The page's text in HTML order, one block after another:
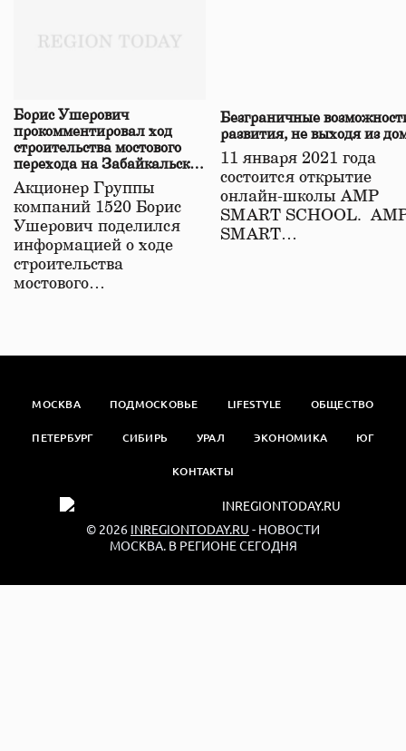
Борис Ушерович
прокомментировал ход
строительства мостового
перехода на Забайкальской
железной дороге
Акционер Группы
компаний 1520 Борис
Ушерович поделился
информацией о ходе
строительства
мостового…
Безграничные
развития, не выходя из
11 января 2021 года
состоится открытие
онлайн-школы АМР
SMART SCHOOL.
SMART…
МОСКВА ПОДМОСКОВЬЕ LIFESTYLE ОБЩЕСТВО
ПЕТЕРБУРГ СИБИРЬ УРАЛ ЭКОНОМИКА ЮГ
КОНТАКТЫ
© 2026 INREGIONTODAY.RU - НОВОСТИ
МОСКВА. В РЕГИОНЕ СЕГОДНЯ